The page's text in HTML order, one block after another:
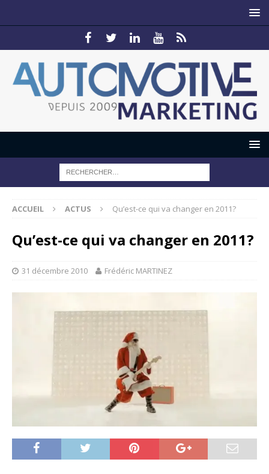
ACCUEIL ACTUS Qu’est-ce qui va changer en 2011?
Qu’est-ce qui va changer en 2011?
31 décembre 2010 Frédéric MARTINEZ